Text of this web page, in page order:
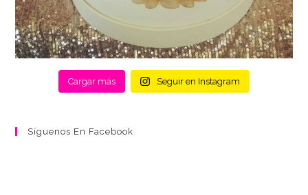
Cargar más Seguir en Instagram
Síguenos En Facebook